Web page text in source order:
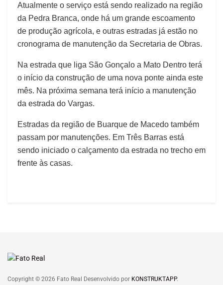
Atualmente o serviço está sendo realizado na região
da Pedra Branca, onde há um grande escoamento
de produção agrícola, e outras estradas já estão no
cronograma de manutenção da Secretaria de Obras.
Na estrada que liga São Gonçalo a Mato Dentro terá
o início da construção de uma nova ponte ainda este
mês. Na próxima semana terá início a manutenção
da estrada do Vargas.
Estradas da região de Buarque de Macedo também
passam por manutenções. Em Três Barras está
sendo iniciado o calçamento da estrada no trecho em
frente às casas.
Copyright © 2026 Fato Real Desenvolvido por KONSTRUKTAPP.